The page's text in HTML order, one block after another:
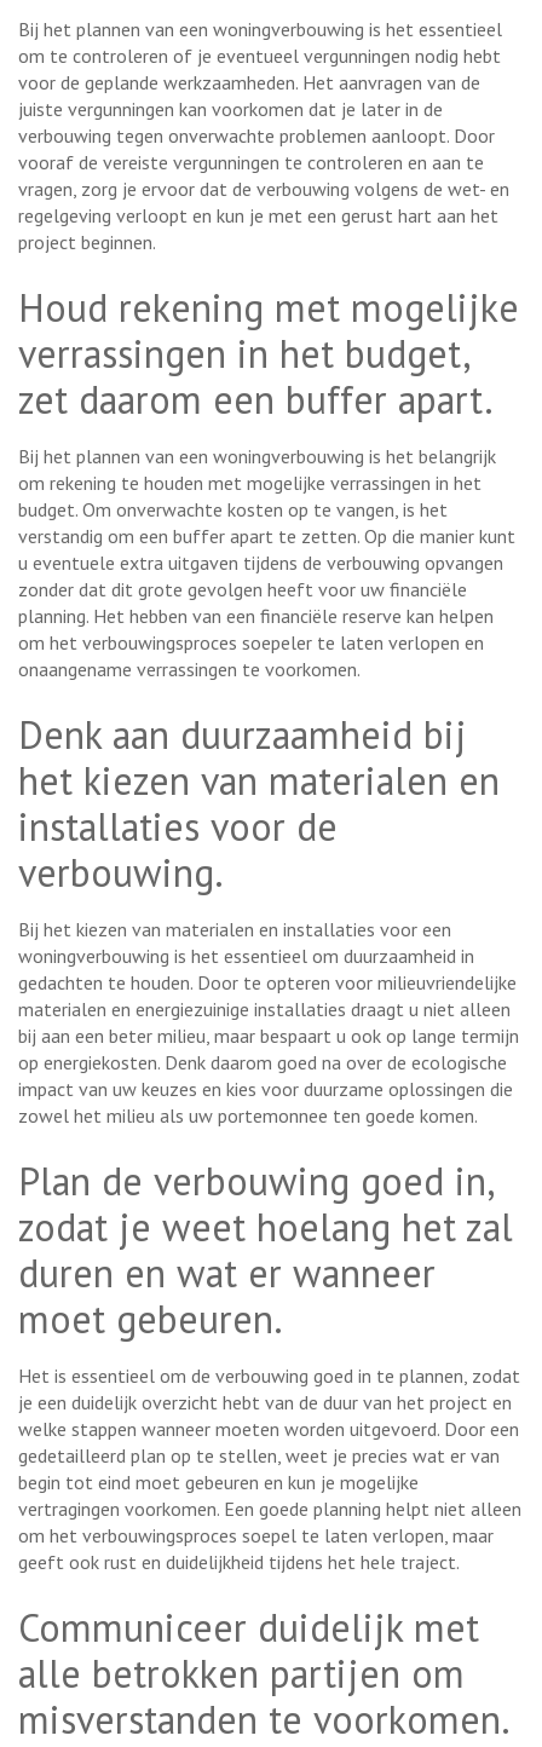
Bij het plannen van een woningverbouwing is het essentieel
om te controleren of je eventueel vergunningen nodig hebt
voor de geplande werkzaamheden. Het aanvragen van de
juiste vergunningen kan voorkomen dat je later in de
verbouwing tegen onverwachte problemen aanloopt. Door
vooraf de vereiste vergunningen te controleren en aan te
vragen, zorg je ervoor dat de verbouwing volgens de wet- en
regelgeving verloopt en kun je met een gerust hart aan het
project beginnen.
Houd rekening met mogelijke
verrassingen in het budget,
zet daarom een buffer apart.
Bij het plannen van een woningverbouwing is het belangrijk
om rekening te houden met mogelijke verrassingen in het
budget. Om onverwachte kosten op te vangen, is het
verstandig om een buffer apart te zetten. Op die manier kunt
u eventuele extra uitgaven tijdens de verbouwing opvangen
zonder dat dit grote gevolgen heeft voor uw financiële
planning. Het hebben van een financiële reserve kan helpen
om het verbouwingsproces soepeler te laten verlopen en
onaangename verrassingen te voorkomen.
Denk aan duurzaamheid bij
het kiezen van materialen en
installaties voor de
verbouwing.
Bij het kiezen van materialen en installaties voor een
woningverbouwing is het essentieel om duurzaamheid in
gedachten te houden. Door te opteren voor milieuvriendelijke
materialen en energiezuinige installaties draagt u niet alleen
bij aan een beter milieu, maar bespaart u ook op lange termijn
op energiekosten. Denk daarom goed na over de ecologische
impact van uw keuzes en kies voor duurzame oplossingen die
zowel het milieu als uw portemonnee ten goede komen.
Plan de verbouwing goed in,
zodat je weet hoelang het zal
duren en wat er wanneer
moet gebeuren.
Het is essentieel om de verbouwing goed in te plannen, zodat
je een duidelijk overzicht hebt van de duur van het project en
welke stappen wanneer moeten worden uitgevoerd. Door een
gedetailleerd plan op te stellen, weet je precies wat er van
begin tot eind moet gebeuren en kun je mogelijke
vertragingen voorkomen. Een goede planning helpt niet alleen
om het verbouwingsproces soepel te laten verlopen, maar
geeft ook rust en duidelijkheid tijdens het hele traject.
Communiceer duidelijk met
alle betrokken partijen om
misverstanden te voorkomen.